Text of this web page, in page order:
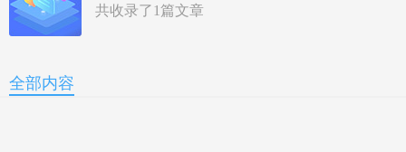
共收录了 1篇文章
全部内容